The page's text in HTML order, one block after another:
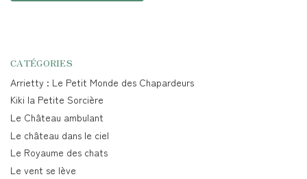
CATÉGORIES
Arrietty : Le Petit Monde des Chapardeurs
Kiki la Petite Sorcière
Le Château ambulant
Le château dans le ciel
Le Royaume des chats
Le vent se lève